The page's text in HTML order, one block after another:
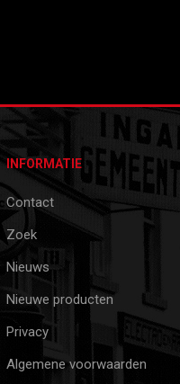
INFORMATIE
Contact
Zoek
Nieuws
Nieuwe producten
Privacy
Algemene voorwaarden